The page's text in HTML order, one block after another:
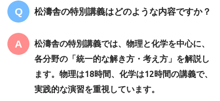
松濤舎の特別講義はどのような内容ですか？
松濤舎の特別講義では、物理と化学を中心に、
各分野の「統一的な解き方・考え方」を解説し
ます。物理は18時間、化学は12時間の講義で、
実践的な演習を重視しています。